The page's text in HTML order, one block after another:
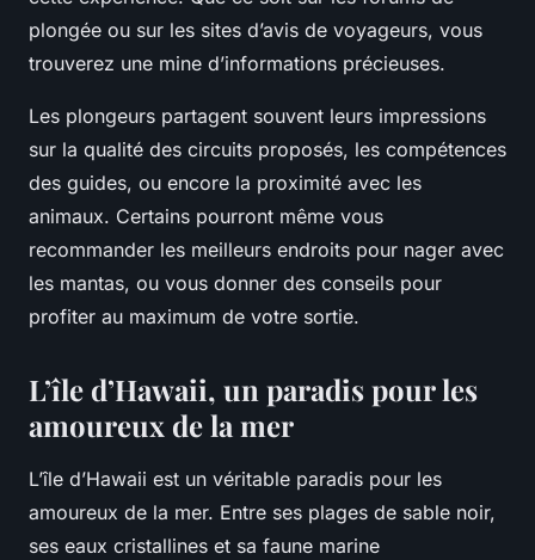
plongée ou sur les sites d’avis de voyageurs, vous
trouverez une mine d’informations précieuses.
Les plongeurs partagent souvent leurs impressions
sur la qualité des circuits proposés, les compétences
des guides, ou encore la proximité avec les
animaux. Certains pourront même vous
recommander les meilleurs endroits pour nager avec
les mantas, ou vous donner des conseils pour
profiter au maximum de votre sortie.
L’île d’Hawaii, un paradis pour les
amoureux de la mer
L’île d’Hawaii est un véritable paradis pour les
amoureux de la mer. Entre ses plages de sable noir,
ses eaux cristallines et sa faune marine